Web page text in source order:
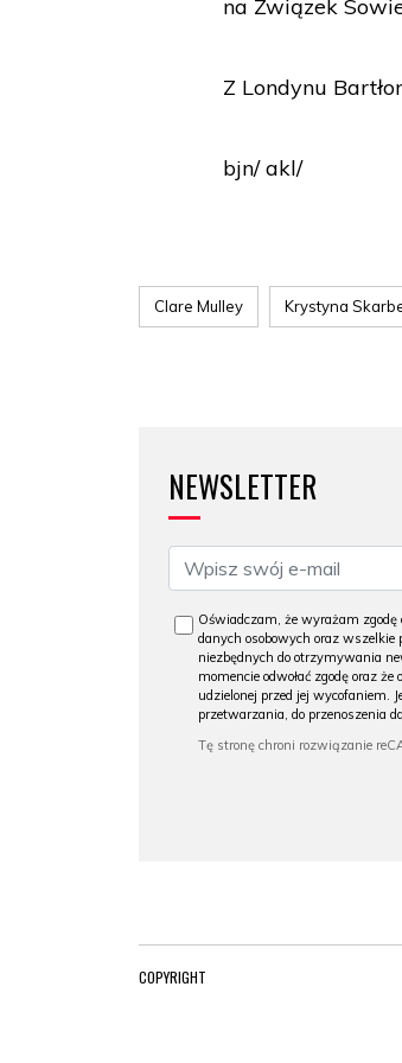
na Związek
Z Londynu
bjn/ akl/
Clare Mulley Krystyna
NEWSLETTER
Oświadczam, że wyrażam
danych osobowych oraz wszelkie
niezbędnych do otrzymywania
momencie odwołać zgodę oraz
udzielonej przed jej wycofaniem.
przetwarzania, do przenoszenia
COPYRIGHT